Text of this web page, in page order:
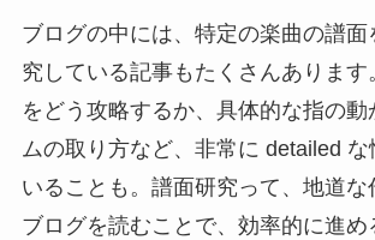
ブログの中には、特定の楽曲の譜面
究している記事もたくさんあります
をどう攻略するか、具体的な指の
ムの取り方など、非常に detailed な
いることも。譜面研究って、地道な
ブログを読むことで、効率的に進め